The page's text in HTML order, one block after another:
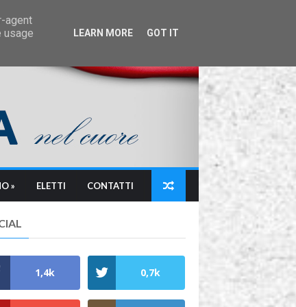
» ELETTI CONTATTI
1,4k 0,7k
agent
usage
LEARN MORE GOT IT